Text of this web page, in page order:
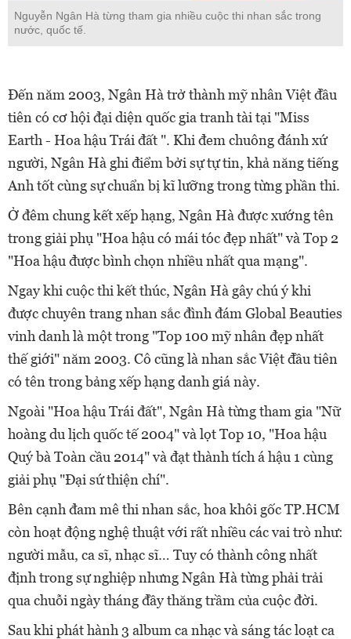
Nguyễn Ngân Hà từng tham gia nhiều cuộc thi nhan sắc trong
nước, quốc tế.
Đến năm 2003, Ngân Hà trở thành mỹ nhân Việt đầu
tiên có cơ hội đại diện quốc gia tranh tài tại "Miss
Earth - Hoa hậu Trái đất ". Khi đem chuông đánh xứ
người, Ngân Hà ghi điểm bởi sự tự tin, khả năng tiếng
Anh tốt cùng sự chuẩn bị kĩ lưỡng trong từng phần thi.
Ở đêm chung kết xếp hạng, Ngân Hà được xướng tên
trong giải phụ "Hoa hậu có mái tóc đẹp nhất" và Top 2
"Hoa hậu được bình chọn nhiều nhất qua mạng".
Ngay khi cuộc thi kết thúc, Ngân Hà gây chú ý khi
được chuyên trang nhan sắc đình đám Global Beauties
vinh danh là một trong "Top 100 mỹ nhân đẹp nhất
thế giới" năm 2003. Cô cũng là nhan sắc Việt đầu tiên
có tên trong bảng xếp hạng danh giá này.
Ngoài "Hoa hậu Trái đất", Ngân Hà từng tham gia "Nữ
hoàng du lịch quốc tế 2004" và lọt Top 10, "Hoa hậu
Quý bà Toàn cầu 2014" và đạt thành tích á hậu 1 cùng
giải phụ "Đại sứ thiện chí".
Bên cạnh đam mê thi nhan sắc, hoa khôi gốc TP.HCM
còn hoạt động nghệ thuật với rất nhiều các vai trò như:
người mẫu, ca sĩ, nhạc sĩ… Tuy có thành công nhất
định trong sự nghiệp nhưng Ngân Hà từng phải trải
qua chuỗi ngày tháng đầy thăng trầm của cuộc đời.
Sau khi phát hành 3 album ca nhạc và sáng tác loạt ca